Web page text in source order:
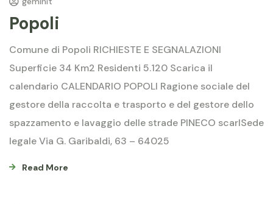
Popoli
Comune di Popoli RICHIESTE E SEGNALAZIONI
Superficie 34 Km2 Residenti 5.120 Scarica il
calendario CALENDARIO POPOLI Ragione sociale del
gestore della raccolta e trasporto e del gestore dello
spazzamento e lavaggio delle strade PINECO scarlSede
legale Via G. Garibaldi, 63 – 64025
Read More